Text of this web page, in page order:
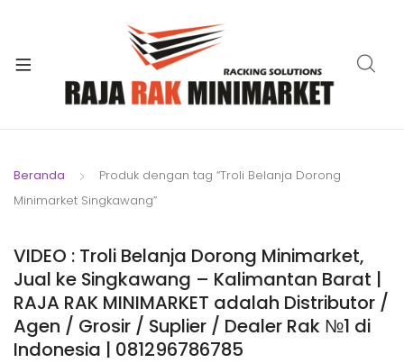
Beranda
Produk dengan tag “Troli Belanja Dorong
Minimarket Singkawang”
VIDEO : Troli Belanja Dorong Minimarket,
Jual ke Singkawang – Kalimantan Barat |
RAJA RAK MINIMARKET adalah Distributor /
Agen / Grosir / Suplier / Dealer Rak №1 di
Indonesia | 081296786785